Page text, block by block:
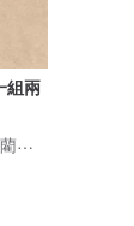
組兩
IKEHIKO專賣店｜日本池彥頂級藺草製品｜讓生活與自然更靠近